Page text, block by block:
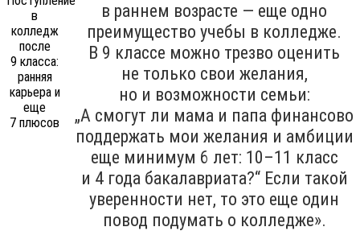
в раннем возрасте — еще одно
преимущество учебы в колледже.
В 9 классе можно трезво оценить
не только свои желания,
но и возможности семьи:
„А смогут ли мама и папа финансово
поддержать мои желания и амбиции
еще минимум 6 лет: 10–11 класс
и 4 года бакалавриата?“ Если такой
уверенности нет, то это еще один
повод подумать о колледже».